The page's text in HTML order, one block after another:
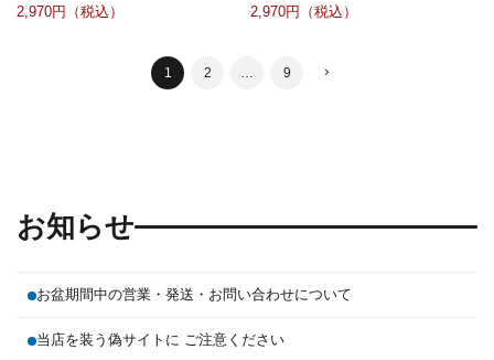
2,970
2,970
1 2 … 9
お知らせ
お盆期間中の営業・発送・お問い合わせについて
当店を装う偽サイトに ご注意ください